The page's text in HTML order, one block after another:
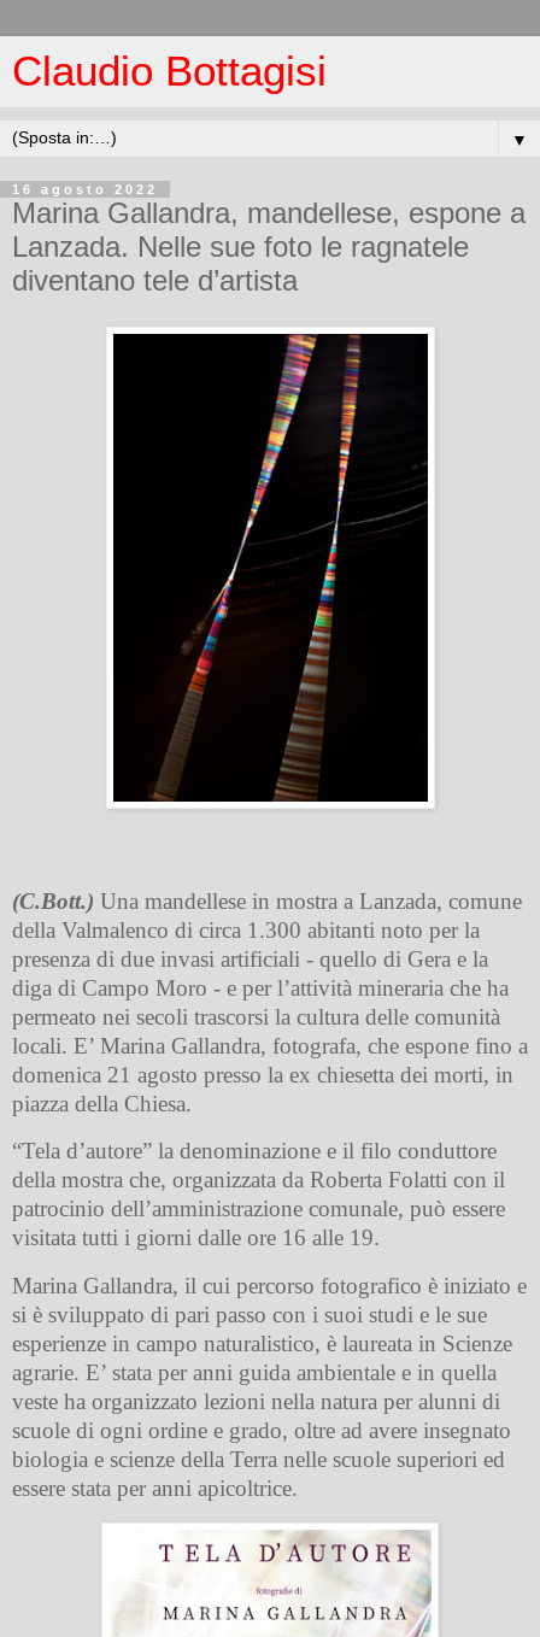
Claudio Bottagisi
▼
16 agosto 2022
Marina Gallandra, mandellese, espone a
Lanzada. Nelle sue foto le ragnatele
diventano tele d’artista
(C.Bott.) Una mandellese in mostra a Lanzada, comune
della Valmalenco di circa 1.300 abitanti noto per la
presenza di due invasi artificiali - quello di Gera e la
diga di Campo Moro - e per l’attività mineraria che ha
permeato nei secoli trascorsi la cultura delle comunità
locali. E’ Marina Gallandra, fotografa, che espone fino a
domenica 21 agosto presso la ex chiesetta dei morti, in
piazza della Chiesa.
“Tela d’autore” la denominazione e il filo conduttore
della mostra che, organizzata da Roberta Folatti con il
patrocinio dell’amministrazione comunale, può essere
visitata tutti i giorni dalle ore 16 alle 19.
Marina Gallandra, il cui percorso fotografico è iniziato e
si è sviluppato di pari passo con i suoi studi e le sue
esperienze in campo naturalistico, è laureata in Scienze
agrarie. E’ stata per anni guida ambientale e in quella
veste ha organizzato lezioni nella natura per alunni di
scuole di ogni ordine e grado, oltre ad avere insegnato
biologia e scienze della Terra nelle scuole superiori ed
essere stata per anni apicoltrice.